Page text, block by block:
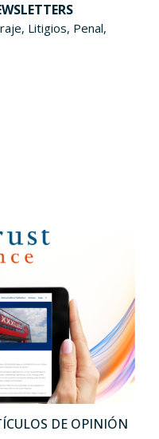
Litigios, Penal,
DE OPINIÓN